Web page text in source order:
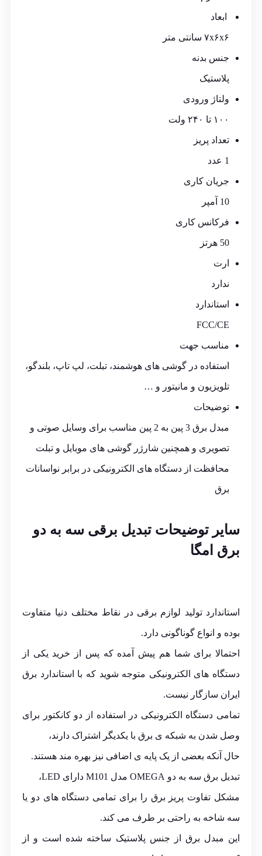
ابعاد
۷x۶x۶ سانتی متر
جنس بدنه
پلاستیک
ولتاژ ورودی
۱۰۰ تا ۲۴۰ ولت
تعداد پریز
1 عدد
جریان کاری
10 آمپر
فرکانس کاری
50 هرتز
ارت
ندارد
استاندارد
FCC/CE
مناسب جهت
استفاده در گوشی های هوشمند، تبلت، لپ تاپ، بلندگو،
تلویزیون و مانیتور و …
توضیحات
مبدل برق 3 پین به 2 پین مناسب برای وسایل صوتی و
تصویری و همچنین شارژر گوشی های موبایل و تبلت
محافظت از دستگاه های الکترونیکی در برابر نواسانات
برق
سایر توضیحات تبدیل برقی سه به دو
برق امگا
استاندارد تولید لوازم برقی در نقاط مختلف دنیا متفاوت
بوده و انواع گوناگونی دارد.
احتمالا برای شما هم پیش آمده که پس از خرید یکی از
دستگاه های الکترونیکی متوجه شوید که با استاندارد برق
ایران سازگار نیست.
تمامی دستگاه الکترونیکی در استفاده از دو کانکتور برای
وصل شدن به شبکه ی برق با یکدیگر اشتراک دارند،
حال آنکه بعضی از یک پایه ی اضافی نیز بهره مند هستند.
تبدیل برق سه به دو OMEGA مدل M101 دارای LED،
مشکل تفاوت پریز برق را برای تمامی دستگاه های دو یا
سه شاخه به راحتی بر طرف می کند.
این مبدل برق از جنس پلاستیک ساخته شده است و از